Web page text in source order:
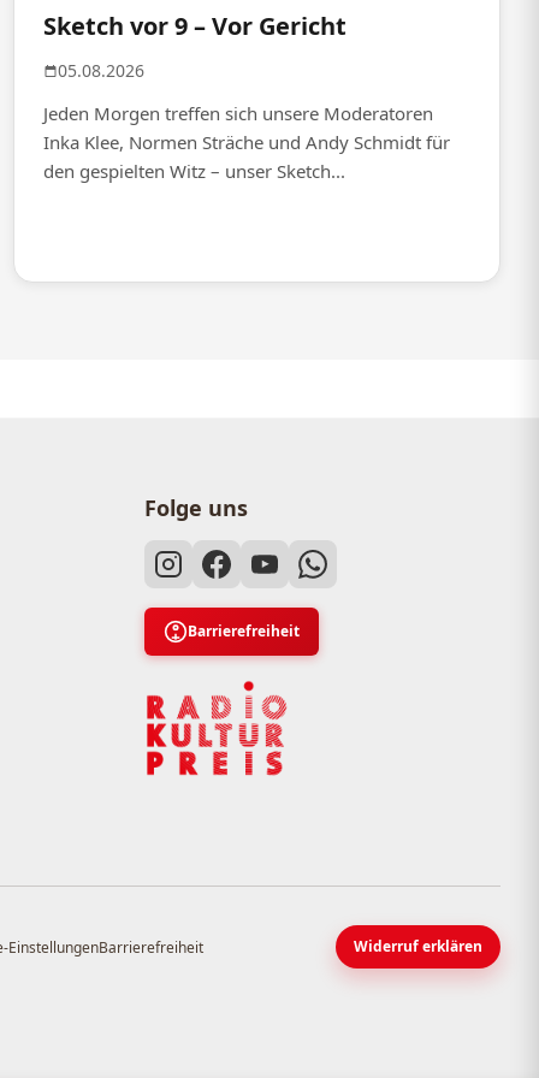
Sketch vor 9 – Vor Gericht
05.08.2026
Jeden Morgen treffen sich unsere Moderatoren
Inka Klee, Normen Sträche und Andy Schmidt für
den gespielten Witz – unser Sketch...
Folge uns
Barrierefreiheit
EinstellungenBarrierefreiheit Widerruf erklären